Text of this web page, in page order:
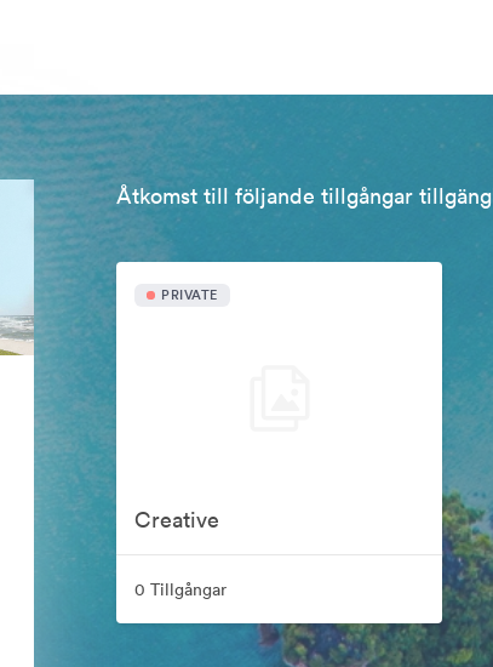
Åtkomst till följande tillgångar
PRIVATE
Creative
0 Tillgångar